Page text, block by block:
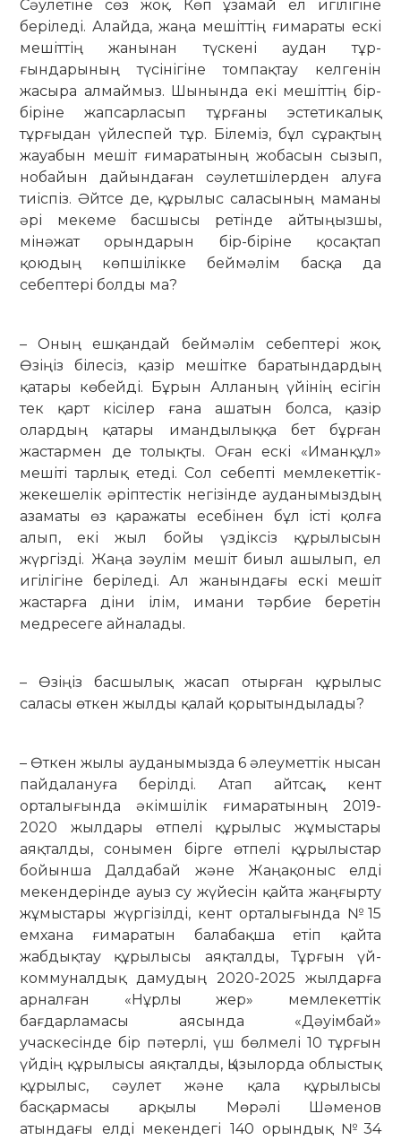
Сәулетіне сөз жоқ. Көп ұзамай ел игілігіне
беріледі. Алайда, жаңа мешіттің ғимараты ескі
мешіт­тің жанынан түскені аудан тұр­
ғындарының түсінігіне томпақтау келгенін
жасыра алмаймыз. Шынында екі мешіттің бір-
біріне жапсарласып тұрғаны эстетикалық
тұрғыдан үйлеспей тұр. Білеміз, бұл сұрақтың
жауабын мешіт ғимаратының жоба­сын сызып,
нобайын дайындаған сәулет­шілерден алуға
тиіспіз. Әйтсе де, құрылыс саласының маманы
әрі мекеме басшысы ретінде айтыңызшы,
мінәжат орындарын бір-біріне қосақтап
қоюдың көпшілікке беймәлім басқа да
себептері болды ма?
– Оның ешқандай беймәлім себептері жоқ.
Өзіңіз білесіз, қазір мешітке баратындардың
қатары көбейді. Бұрын Алланың үйінің есігін
тек қарт кісілер ғана ашатын болса, қазір
олардың қатары имандылыққа бет бұрған
жастармен де толықты. Оған ескі «Иманқұл»
мешіті тарлық етеді. Сол себепті мемлекеттік-
жекешелік әріптестік негізінде ауданымыздың
азаматы өз қаражаты есебінен бұл істі қолға
алып, екі жыл бойы үздіксіз құрылысын
жүргізді. Жаңа зәулім мешіт биыл ашылып, ел
игілігіне беріледі. Ал жанындағы ескі мешіт
жастарға діни ілім, имани тәрбие беретін
медресеге айналады.
– Өзіңіз басшылық жасап отырған құрылыс
саласы өткен жылды қалай қорытындылады?
– Өткен жылы ауданымызда 6 әлеуметтік нысан
пайдалануға берілді. Атап айтсақ, кент
орталығында әкімшілік ғимаратының 2019-
2020 жылдары өтпелі құрылыс жұмыс­тары
аяқталды, сонымен бірге өтпелі құрылыстар
бойынша Далдабай және Жаңақоныс елді
мекендерінде ауыз су жүйесін қайта жаңғырту
жұмыстары жүр­гізілді, кент орталығында №15
ем­хана ғимаратын балабақша етіп қайта
жабдықтау құрылысы аяқталды, Тұр­ғын үй-
коммуналдық дамудың 2020-2025 жылдарға
арналған «Нұрлы жер» мемлекеттік
бағдарламасы аясында «Дәуім­бай»
учаскесінде бір пәтерлі, үш бөлмелі 10 тұрғын
үйдің құрылысы аяқ­талды, Қызылорда облыстық
құрылыс, сәулет және қала құрылысы
басқармасы арқылы Мөрәлі Шәменов
атындағы елді мекендегі 140 орындық №34